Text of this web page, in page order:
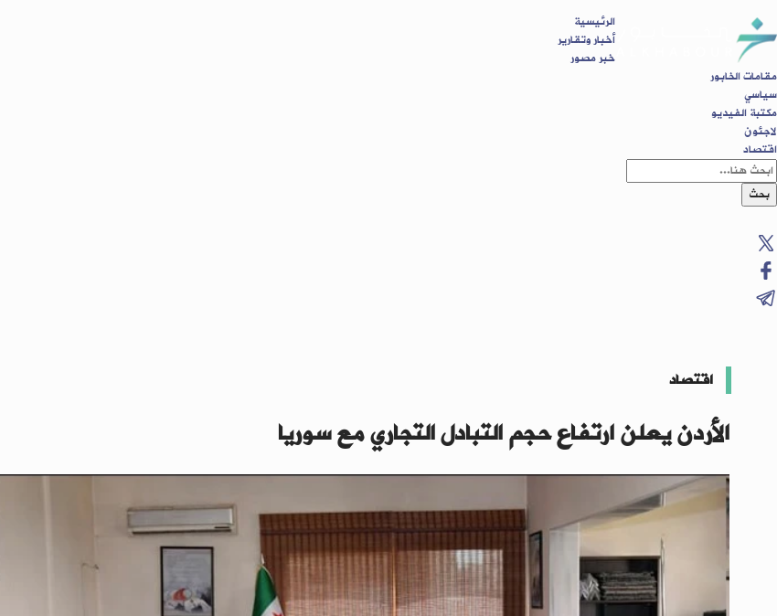
الرئيسية
أخبار وتقارير
خبر مصور
مقامات الخابور
سياسي
مكتبة الفيديو
لاجئون
اقتصاد
بحث
اقتصاد
الأردن يعلن ارتفاع حجم التبادل التجاري مع سوريا